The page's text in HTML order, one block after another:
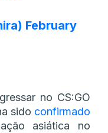
February
no CS:GO
sido confirmado
asiática no